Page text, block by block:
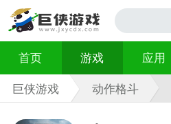
首页 游戏 应用
巨侠游戏
动作格斗